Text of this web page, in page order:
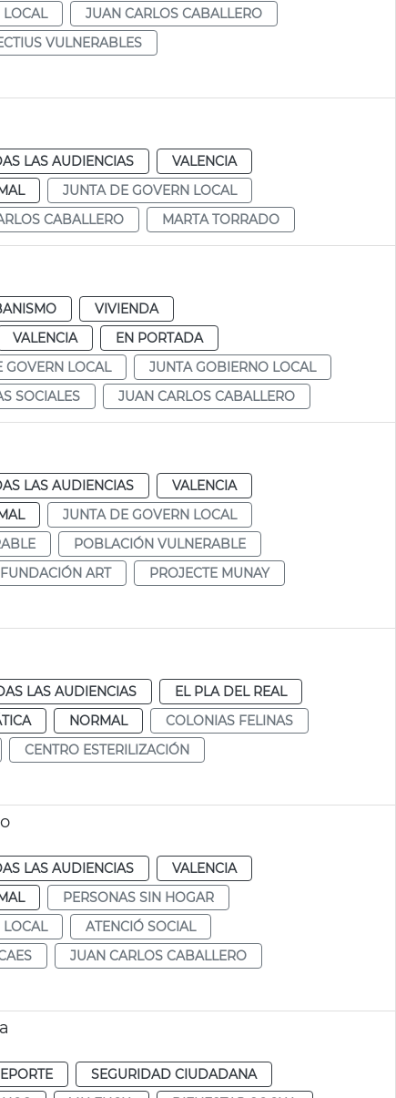
JUAN CARLOS CABALLERO
VULNERABLES
LAS AUDIENCIAS
VALENCIA
JUNTA DE GOVERN LOCAL
CABALLERO MARTA TORRADO
VIVIENDA
VALENCIA
EN PORTADA
GOVERN LOCAL
JUNTA GOBIERNO LOCAL
SOCIALES JUAN CARLOS CABALLERO
LAS AUDIENCIAS
VALENCIA
JUNTA DE GOVERN LOCAL
POBLACIÓN VULNERABLE
FUNDACIÓN ART
PROJECTE MUNAY
LAS AUDIENCIAS
EL PLA DEL REAL
NORMAL
COLONIAS FELINAS
CENTRO ESTERILIZACIÓN
LAS AUDIENCIAS
VALENCIA
PERSONAS SIN HOGAR
ATENCIÓ SOCIAL
JUAN CARLOS CABALLERO
SEGURIDAD CIUDADANA